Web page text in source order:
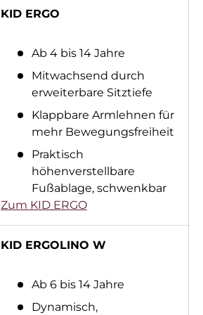
KID ERGO
Ab 4 bis 14 Jahre
Mitwachsend durch
erweiterbare Sitztiefe
Klappbare Armlehnen für
mehr Bewegungsfreiheit
Praktisch
höhenverstellbare
Fußablage, schwenkbar
Zum KID ERGO
KID ERGOLINO W
Ab 6 bis 14 Jahre
Dynamisch,